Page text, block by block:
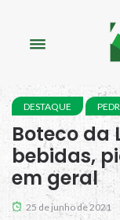
DESTAQUE
Boteco da
bebidas,
em geral
25 de junho de 2021